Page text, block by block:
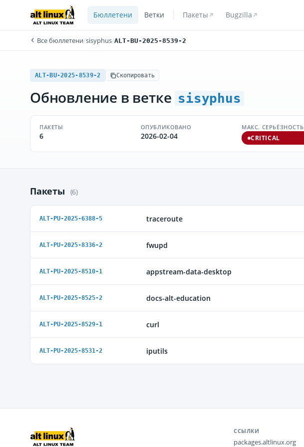
Бюллетени Ветки Пакеты Bugzilla
Все бюллетени/sisyphus/ALT-BU-2025-8539-2
ALT-BU-2025-8539-2 Скопировать
Обновление в ветке sisyphus
ПАКЕТЫ
6
ОПУБЛИКОВАНО
2026-02-04
МАКС. СЕРЬЁЗНОСТЬ
CRITICAL
Пакеты (6)
ALT-PU-2025-6388-5 traceroute
ALT-PU-2025-8336-2 fwupd
ALT-PU-2025-8510-1 appstream-data-desktop
ALT-PU-2025-8525-2 docs-alt-education
ALT-PU-2025-8529-1 curl
ALT-PU-2025-8531-2 iputils
ССЫЛКИ
packages.altlinux.org